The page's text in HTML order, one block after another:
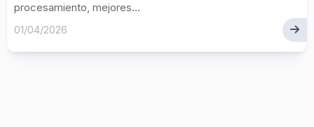
procesamiento, mejores...
01/04/2026